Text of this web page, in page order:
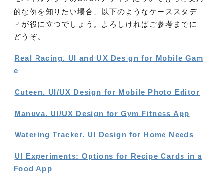
的な例を知りたい場合、以下のようなケーススタデ
ィが役に立つでしょう。よろしければご参考までに
どうぞ。
Real Racing. UI and UX Design for Mobile Gam
e
Cuteen. UI/UX Design for Mobile Photo Editor
Manuva. UI/UX Design for Gym Fitness App
Watering Tracker. UI Design for Home Needs
UI Experiments: Options for Recipe Cards in a
Food App